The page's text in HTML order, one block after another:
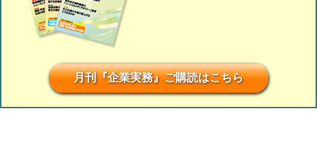
月刊『企業実務』ご購読はこちら